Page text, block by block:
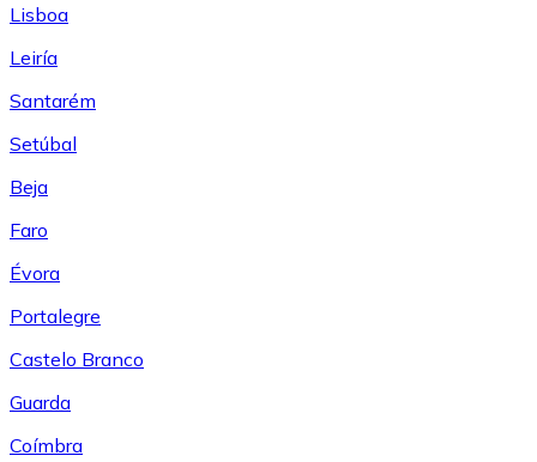
Lisboa
Leiría
Santarém
Setúbal
Beja
Faro
Évora
Portalegre
Castelo Branco
Guarda
Coímbra